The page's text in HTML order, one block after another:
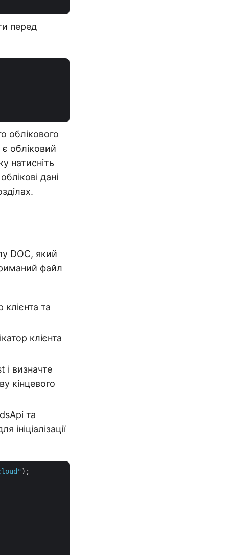
перед
облікового
обліковий
натисніть
дані
DOC, який
файл
клієнта та
клієнта
і визначте
кінцевого
та
);